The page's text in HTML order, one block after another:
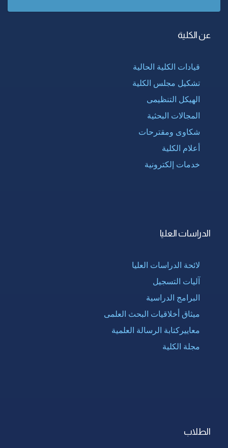
عن الكلية
قيادات الكلية الحالية
تشكيل مجلس الكلية
الهيكل التنظيمى
المجالات البحثية
شكاوى ومقترحات
أعلام الكلية
خدمات إلكترونية
الدراسات العليا
لائحة الدراسات العليا
آليات التسجيل
البرامج الدراسية
ميثاق أخلاقيات البحث العلمى
معاييركتابة الرسالة العلمية
مجلة الكلية
الطلاب